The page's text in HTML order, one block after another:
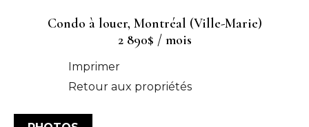
Condo à louer, Montréal (Ville-Marie)
2 890$ / mois
Imprimer
Retour aux propriétés